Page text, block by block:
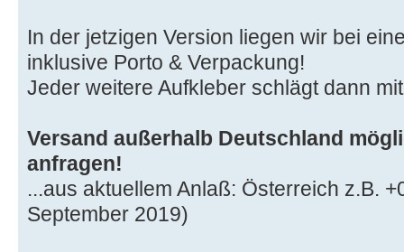
In der jetzigen Version liegen wir bei
inklusive Porto & Verpackung!
Jeder weitere Aufkleber schlägt dann
Versand außerhalb Deutschland
anfragen!
...aus aktuellem Anlaß: Österreich z.B.
September 2019)